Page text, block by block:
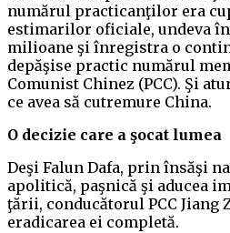
numărul practicanţilor era
estimarilor oficiale, undeva
milioane şi înregistra o
depăşise practic numărul
Comunist Chinez (PCC). Şi
ce avea să cutremure China.
O decizie care a şocat lumea
Deşi Falun Dafa, prin însăşi
apolitică, paşnică şi aducea
ţării, conducătorul PCC Jiang
eradicarea ei completă.